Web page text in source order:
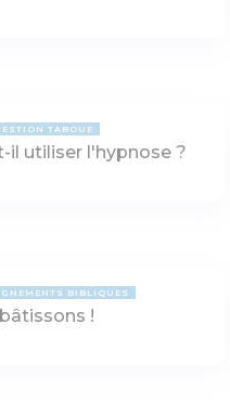
TABOUE
il utiliser l'hypnose ?
BIBLIQUES
!